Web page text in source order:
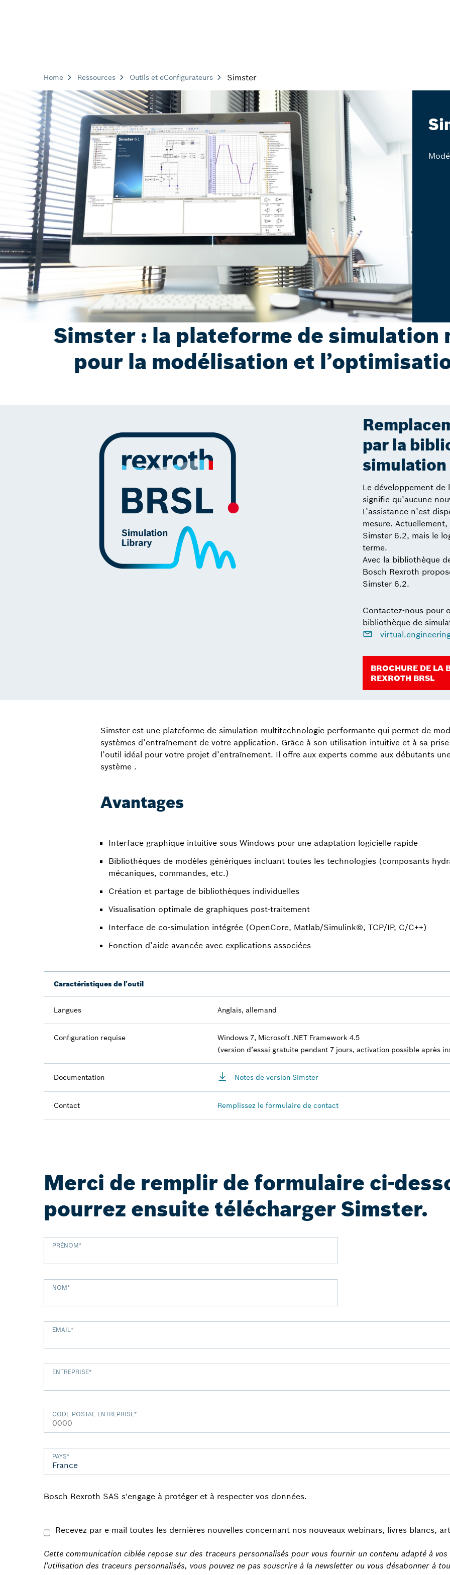
Home Ressources Outils et eConfigurateurs Simster
Simster : la plateforme de
pour la modélisation et
par la
simulation
Le développement de
signifie qu’aucune
L’assistance n’est
mesure.
Simster 6.2, mais le
terme.
Avec la bibliothèque
Bosch Rexroth
Simster 6.2.
Contactez-nous pour
bibliothèque de
BROCHURE DE LA
REXROTH BRSL
Simster est une plateforme de simulation multitechnologie performante qui permet de
systèmes d’entraînement de votre application. Grâce à son utilisation intuitive et à sa
l’outil idéal pour votre projet d’entraînement. Il offre aux experts comme aux débutants
système .
Avantages
Interface graphique intuitive sous Windows pour une adaptation logicielle rapide
Bibliothèques de modèles génériques incluant toutes les technologies (composants
mécaniques, commandes, etc.)
Création et partage de bibliothèques individuelles
Visualisation optimale de graphiques post-traitement
Interface de co-simulation intégrée (OpenCore, Matlab/Simulink©, TCP/IP, C/C++)
Fonction d’aide avancée avec explications associées
Caractéristiques de l’outil
Langues Anglais, allemand
Configuration requise
Windows 7, Microsoft .NET Framework 4.5
(version d’essai gratuite pendant 7 jours, activation possible après
Documentation Notes de version Simster
Contact Remplissez le formulaire de contact
Merci de remplir de formulaire ci-
pourrez ensuite télécharger Simster.
PRÉNOM*
NOM*
EMAIL *
ENTREPRISE*
CODE POSTAL ENTREPRISE*
PAYS*
Bosch Rexroth SAS s'engage à protéger et à respecter vos données.
Recevez par e-mail toutes les dernières nouvelles concernant nos nouveaux webinars, livres blancs,
Cette communication ciblée repose sur des traceurs personnalisés pour vous fournir un contenu adapté à
l’utilisation des traceurs personnalisés, vous pouvez ne pas souscrire à la newsletter ou vous désabonner à